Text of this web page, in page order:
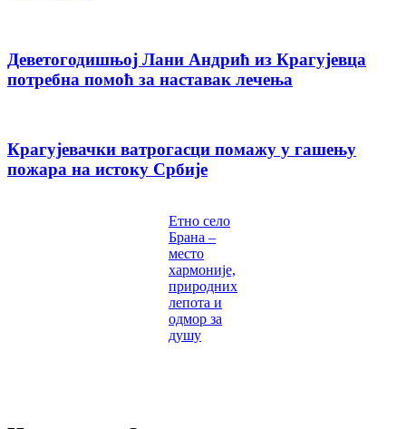
Деветогодишњој Лани Андрић из Крагујевца
потребна помоћ за наставак лечења
Крагујевачки ватрогасци помажу у гашењу
пожара на истоку Србије
Етно село
Брана –
место
хармоније,
природних
лепота и
одмор за
душу